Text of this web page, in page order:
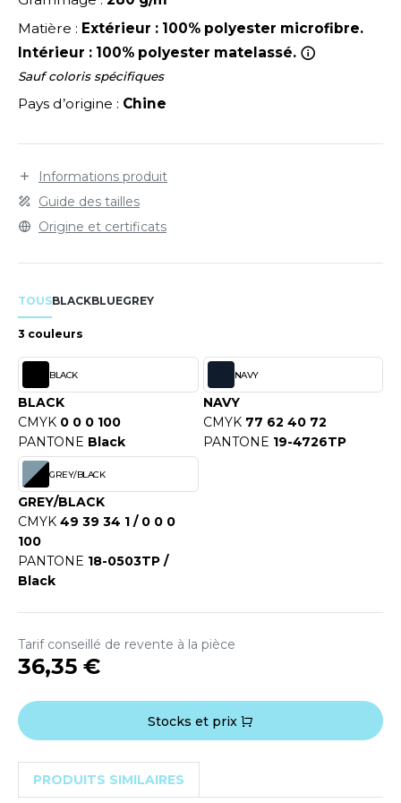
IN EUROPE
LABEL / TEAR AWAY
SHOPPING
VETEMENTS
SHIRT
SHIRT
PROFESSIONNELLE
ROW
OF THE LOOM
OF THE LOOM VINTAGE
- BLANKS
COOL
HOODS
T'S
SERIE
Réf. PK542 page 286.
Matière : Extérieur : 100% polyester microfibre.
Intérieur : 100% polyester matelassé.
Sauf coloris spécifiques
Pays d’origine : Chine
Informations produit
Guide des tailles
Origine et certificats
TOUSBLACKBLUEGREY
3 couleurs
BLACK
BLACK
CMYK 0 0 0 100
PANTONE Black
NAVY
NAVY
CMYK 77 62 40 72
PANTONE 19-4726TP
GREY/BLACK
GREY/BLACK
CMYK 49 39 34 1 / 0 0 0
100
PANTONE 18-0503TP /
Black
Tarif conseillé de revente à la pièce
36,35 €
Stocks et prix
PRODUITS SIMILAIRES